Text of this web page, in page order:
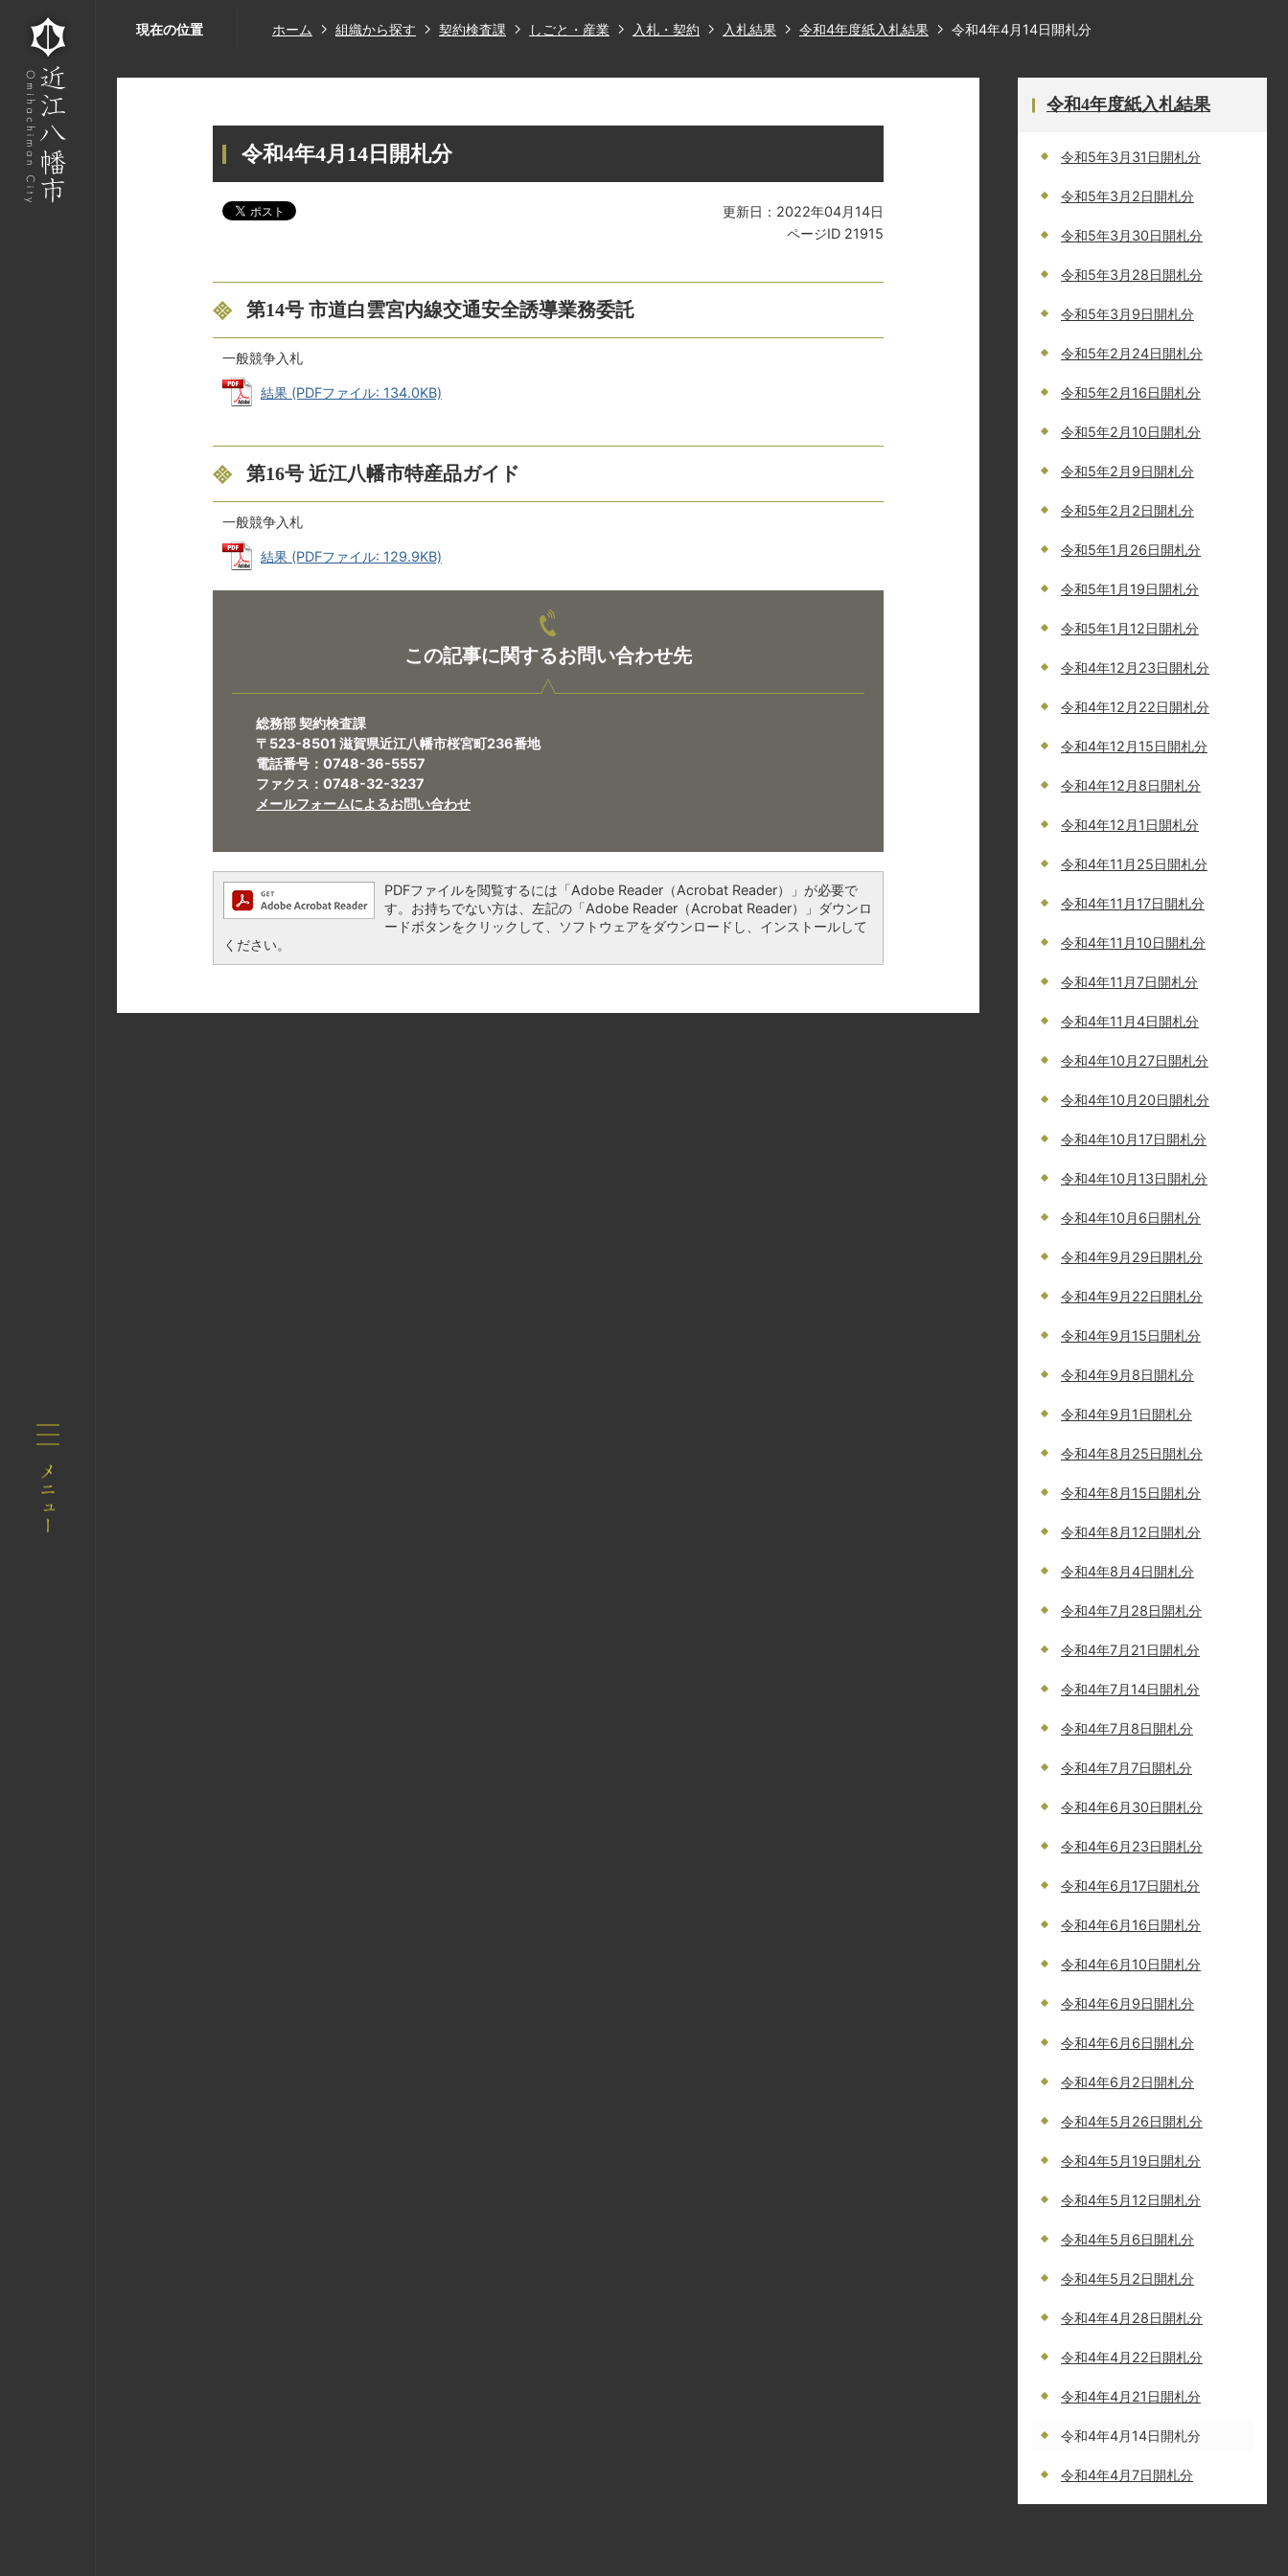
現在の位置 ホーム 組織から探す 契約検査課 しごと・産業 入札・契約 入札結果 令和4年度紙入札結果 令和4年4月14日開札分
令和4年4月14日開札分
更新日：2022年04月14日
ページID 21915
第14号 市道白雲宮内線交通安全誘導業務委託
一般競争入札
結果 (PDFファイル: 134.0KB)
第16号 近江八幡市特産品ガイド
一般競争入札
結果 (PDFファイル: 129.9KB)
この記事に関するお問い合わせ先
総務部 契約検査課
〒523-8501 滋賀県近江八幡市桜宮町236番地
電話番号：0748-36-5557
ファクス：0748-32-3237
メールフォームによるお問い合わせ
PDFファイルを閲覧するには「Adobe Reader（Acrobat Reader）」が必要で
す。お持ちでない方は、左記の「Adobe Reader（Acrobat Reader）」ダウンロ
ードボタンをクリックして、ソフトウェアをダウンロードし、インストールして
ください。
令和4年度紙入札結果
令和5年3月31日開札分
令和5年3月2日開札分
令和5年3月30日開札分
令和5年3月28日開札分
令和5年3月9日開札分
令和5年2月24日開札分
令和5年2月16日開札分
令和5年2月10日開札分
令和5年2月9日開札分
令和5年2月2日開札分
令和5年1月26日開札分
令和5年1月19日開札分
令和5年1月12日開札分
令和4年12月23日開札分
令和4年12月22日開札分
令和4年12月15日開札分
令和4年12月8日開札分
令和4年12月1日開札分
令和4年11月25日開札分
令和4年11月17日開札分
令和4年11月10日開札分
令和4年11月7日開札分
令和4年11月4日開札分
令和4年10月27日開札分
令和4年10月20日開札分
令和4年10月17日開札分
令和4年10月13日開札分
令和4年10月6日開札分
令和4年9月29日開札分
令和4年9月22日開札分
令和4年9月15日開札分
令和4年9月8日開札分
令和4年9月1日開札分
令和4年8月25日開札分
令和4年8月15日開札分
令和4年8月12日開札分
令和4年8月4日開札分
令和4年7月28日開札分
令和4年7月21日開札分
令和4年7月14日開札分
令和4年7月8日開札分
令和4年7月7日開札分
令和4年6月30日開札分
令和4年6月23日開札分
令和4年6月17日開札分
令和4年6月16日開札分
令和4年6月10日開札分
令和4年6月9日開札分
令和4年6月6日開札分
令和4年6月2日開札分
令和4年5月26日開札分
令和4年5月19日開札分
令和4年5月12日開札分
令和4年5月6日開札分
令和4年5月2日開札分
令和4年4月28日開札分
令和4年4月22日開札分
令和4年4月21日開札分
令和4年4月14日開札分
令和4年4月7日開札分